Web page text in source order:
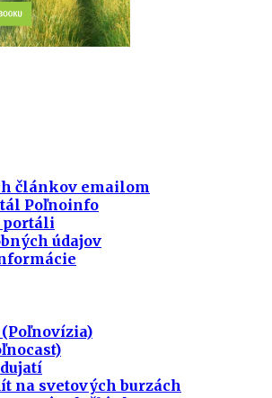
článkov emailom
Poľnoinfo
portáli
údajov
na svetových burzách